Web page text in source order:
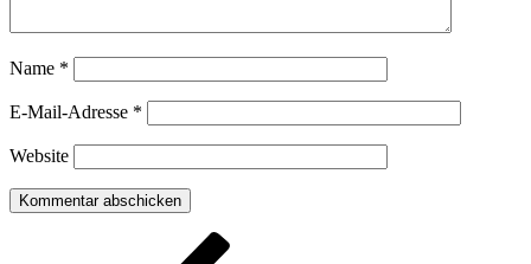
Name *
E-Mail-Adresse *
Website
Beitragsnavigation